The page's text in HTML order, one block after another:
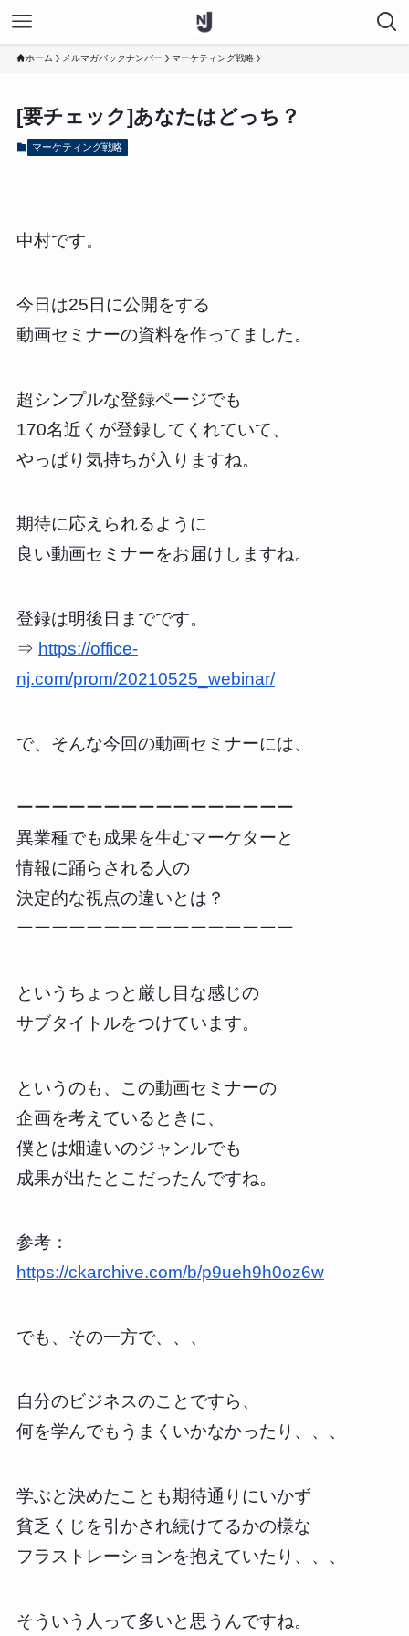
ホーム メルマガバックナンバー マーケティング戦略
[要チェック]あなたはどっち？
マーケティング戦略
中村です。
今日は25日に公開をする
動画セミナーの資料を作ってました。
超シンプルな登録ページでも
170名近くが登録してくれていて、
やっぱり気持ちが入りますね。
期待に応えられるように
良い動画セミナーをお届けしますね。
登録は明後日までです。
⇒ https://office-
nj.com/prom/20210525_webinar/
で、そんな今回の動画セミナーには、
ーーーーーーーーーーーーーーーー
異業種でも成果を生むマーケターと
情報に踊らされる人の
決定的な視点の違いとは？
ーーーーーーーーーーーーーーーー
というちょっと厳し目な感じの
サブタイトルをつけています。
というのも、この動画セミナーの
企画を考えているときに、
僕とは畑違いのジャンルでも
成果が出たとこだったんですね。
参考：
https://ckarchive.com/b/p9ueh9h0oz6w
でも、その一方で、、、
自分のビジネスのことですら、
何を学んでもうまくいかなかったり、、、
学ぶと決めたことも期待通りにいかず
貧乏くじを引かされ続けてるかの様な
フラストレーションを抱えていたり、、、
そういう人って多いと思うんですね。